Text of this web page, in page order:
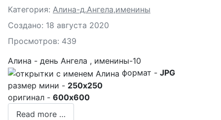
Подробности
Категория: Алина-д.Ангела,именины
Создано: 18 августа 2020
Просмотров: 439
Алина - день Ангела , именины-10
формат - JPG
размер мини - 250x250
оригинал - 600x600
Read more …